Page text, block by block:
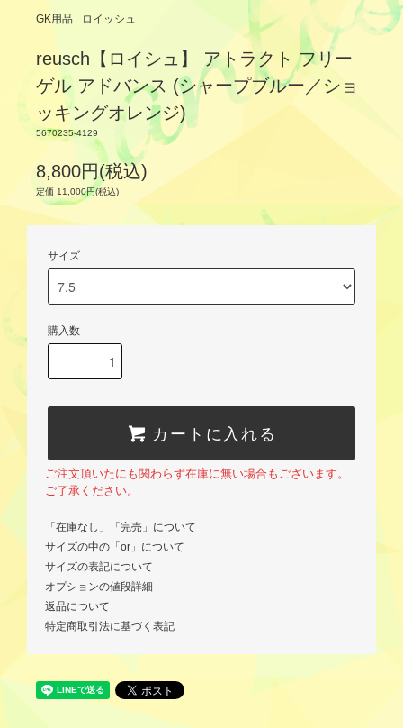
GK用品 ロイッシュ
reusch【ロイシュ】 アトラクト フリー
ゲル アドバンス (シャープブルー／ショ
ッキングオレンジ)
5670235-4129
8,800円(税込)
定価 11,000円(税込)
サイズ
購入数
カートに入れる
ご注文頂いたにも関わらず在庫に無い場合もございます。
ご了承ください。
「在庫なし」「完売」について
サイズの中の「or」について
サイズの表記について
オプションの値段詳細
返品について
特定商取引法に基づく表記